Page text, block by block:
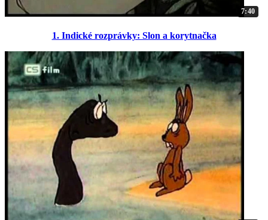
7:40
1. Indické rozprávky: Slon a korytnačka